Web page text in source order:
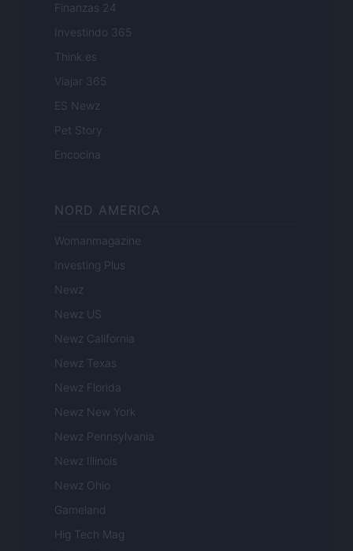
Finanzas 24
Investindo 365
Think.es
Viajar 365
ES Newz
Pet Story
Encocina
NORD AMERICA
Womanmagazine
Investing Plus
Newz
Newz US
Newz California
Newz Texas
Newz Florida
Newz New York
Newz Pennsylvania
Newz Illinois
Newz Ohio
Gameland
Hig Tech Mag